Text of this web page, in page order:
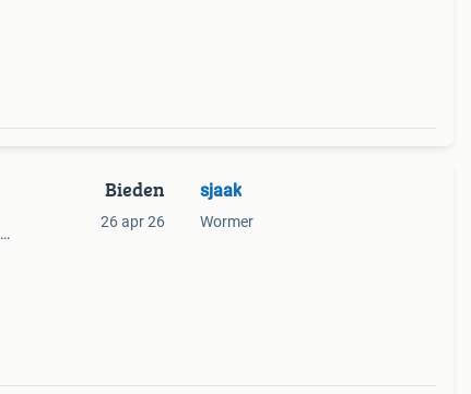
Bieden
26 apr 26
sjaak
Wormer